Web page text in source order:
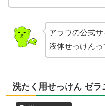
アラウの公式
液体せっけんっ
洗たく用せっけん ゼラ